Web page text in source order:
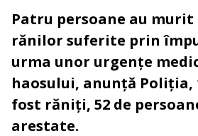
Patru persoane au murit
rănilor suferite prin
urma unor urgențe
haosului, anunță Poliția,
fost răniți, 52 de
arestate.